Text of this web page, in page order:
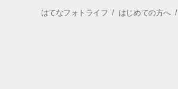
はてなフォトライフ / はじめての方へ/